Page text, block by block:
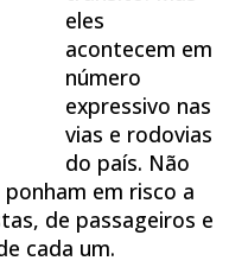
eles
acontecem em
número
expressivo nas
vias e rodovias
do país. Não
em risco a
de passageiros e
cada um.